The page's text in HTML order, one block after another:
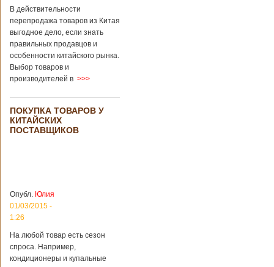
В действительности
перепродажа товаров из Китая
выгодное дело, если знать
правильных продавцов и
особенности китайского рынка.
Выбор товаров и
производителей в >>>
ПОКУПКА ТОВАРОВ У
КИТАЙСКИХ
ПОСТАВЩИКОВ
Опубл. Юлия
01/03/2015 -
1:26
На любой товар есть сезон
спроса. Например,
кондиционеры и купальные